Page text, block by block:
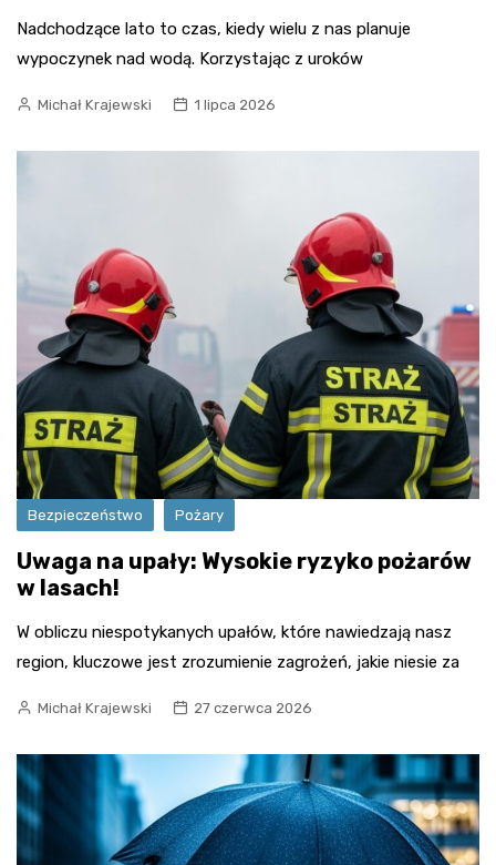
Nadchodzące lato to czas, kiedy wielu z nas planuje
wypoczynek nad wodą. Korzystając z uroków
Michał Krajewski 1 lipca 2026
Bezpieczeństwo Pożary
Uwaga na upały: Wysokie ryzyko pożarów
w lasach!
W obliczu niespotykanych upałów, które nawiedzają nasz
region, kluczowe jest zrozumienie zagrożeń, jakie niesie za
Michał Krajewski 27 czerwca 2026